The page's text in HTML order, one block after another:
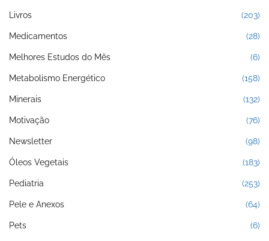
Livros (203)
Medicamentos (28)
Melhores Estudos do Mês (6)
Metabolismo Energético (158)
Minerais (132)
Motivação (76)
Newsletter (98)
Óleos Vegetais (183)
Pediatria (253)
Pele e Anexos (64)
Pets (6)